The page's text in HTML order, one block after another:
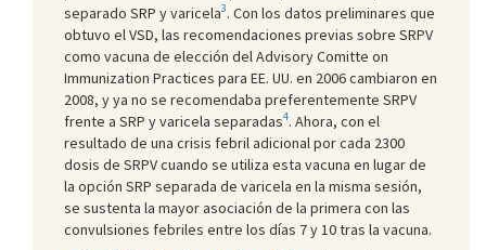
separado SRP y varicela3. Con los datos preliminares que
obtuvo el VSD, las recomendaciones previas sobre SRPV
como vacuna de elección del Advisory Comitte on
Immunization Practices para EE. UU. en 2006 cambiaron en
2008, y ya no se recomendaba preferentemente SRPV
frente a SRP y varicela separadas4. Ahora, con el
resultado de una crisis febril adicional por cada 2300
dosis de SRPV cuando se utiliza esta vacuna en lugar de
la opción SRP separada de varicela en la misma sesión,
se sustenta la mayor asociación de la primera con las
convulsiones febriles entre los días 7 y 10 tras la vacuna.